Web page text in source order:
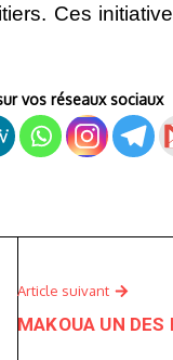
Ces
vos réseaux sociaux
Article suivant
MAKOUA UN DES